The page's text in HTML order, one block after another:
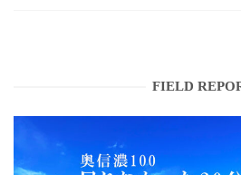
FIELD